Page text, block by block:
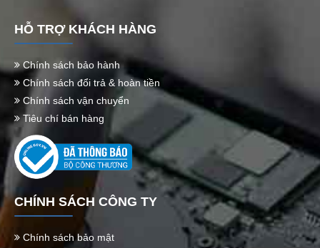
HỖ TRỢ KHÁCH HÀNG
Chính sách bảo hành
Chính sách đổi trả & hoàn tiền
Chính sách vận chuyển
Tiêu chí bán hàng
CHÍNH SÁCH CÔNG TY
Chính sách bảo mật